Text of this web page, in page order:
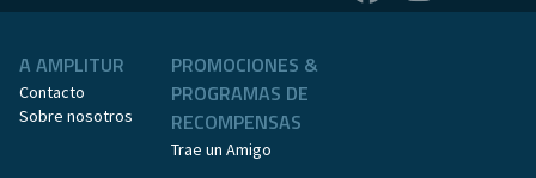
A AMPLITUR
Contacto
Sobre nosotros
PROMOCIONES &
PROGRAMAS DE
RECOMPENSAS
Trae un Amigo